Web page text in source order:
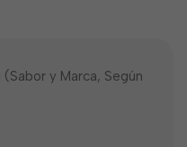
y Marca, Según